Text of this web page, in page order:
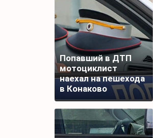
Попавший в ДТП
мотоциклист
наехал на пешехода
в Конаково